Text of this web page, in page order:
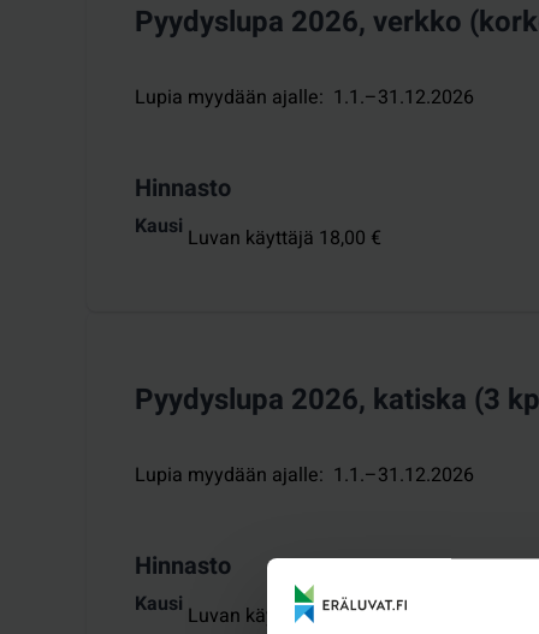
Pyydyslupa 2026, verkko
Lupia myydään ajalle: 1.1.–31.12.2026
Hinnasto
Kausi Luvan käyttäjä 18,00 €
Pyydyslupa 2026, katiska (3
Lupia myydään ajalle: 1.1.–31.12.2026
Hinnasto
Kausi Luvan käyttäjä 8,00 €